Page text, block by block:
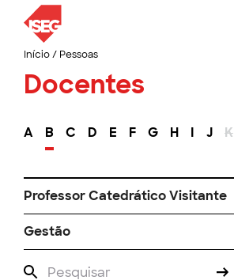
Início/ Pessoas
Docentes
A B C D E F G H I J K
Professor Catedrático Visitante
Gestão